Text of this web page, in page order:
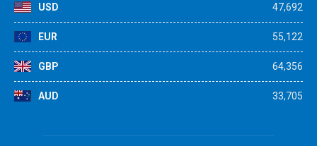
USD 47,692
EUR 55,122
GBP 64,356
AUD 33,705